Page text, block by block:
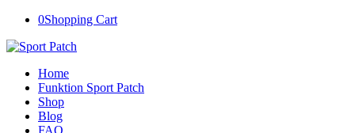
0Shopping Cart
Home
Funktion Sport Patch
Shop
Blog
FAQ